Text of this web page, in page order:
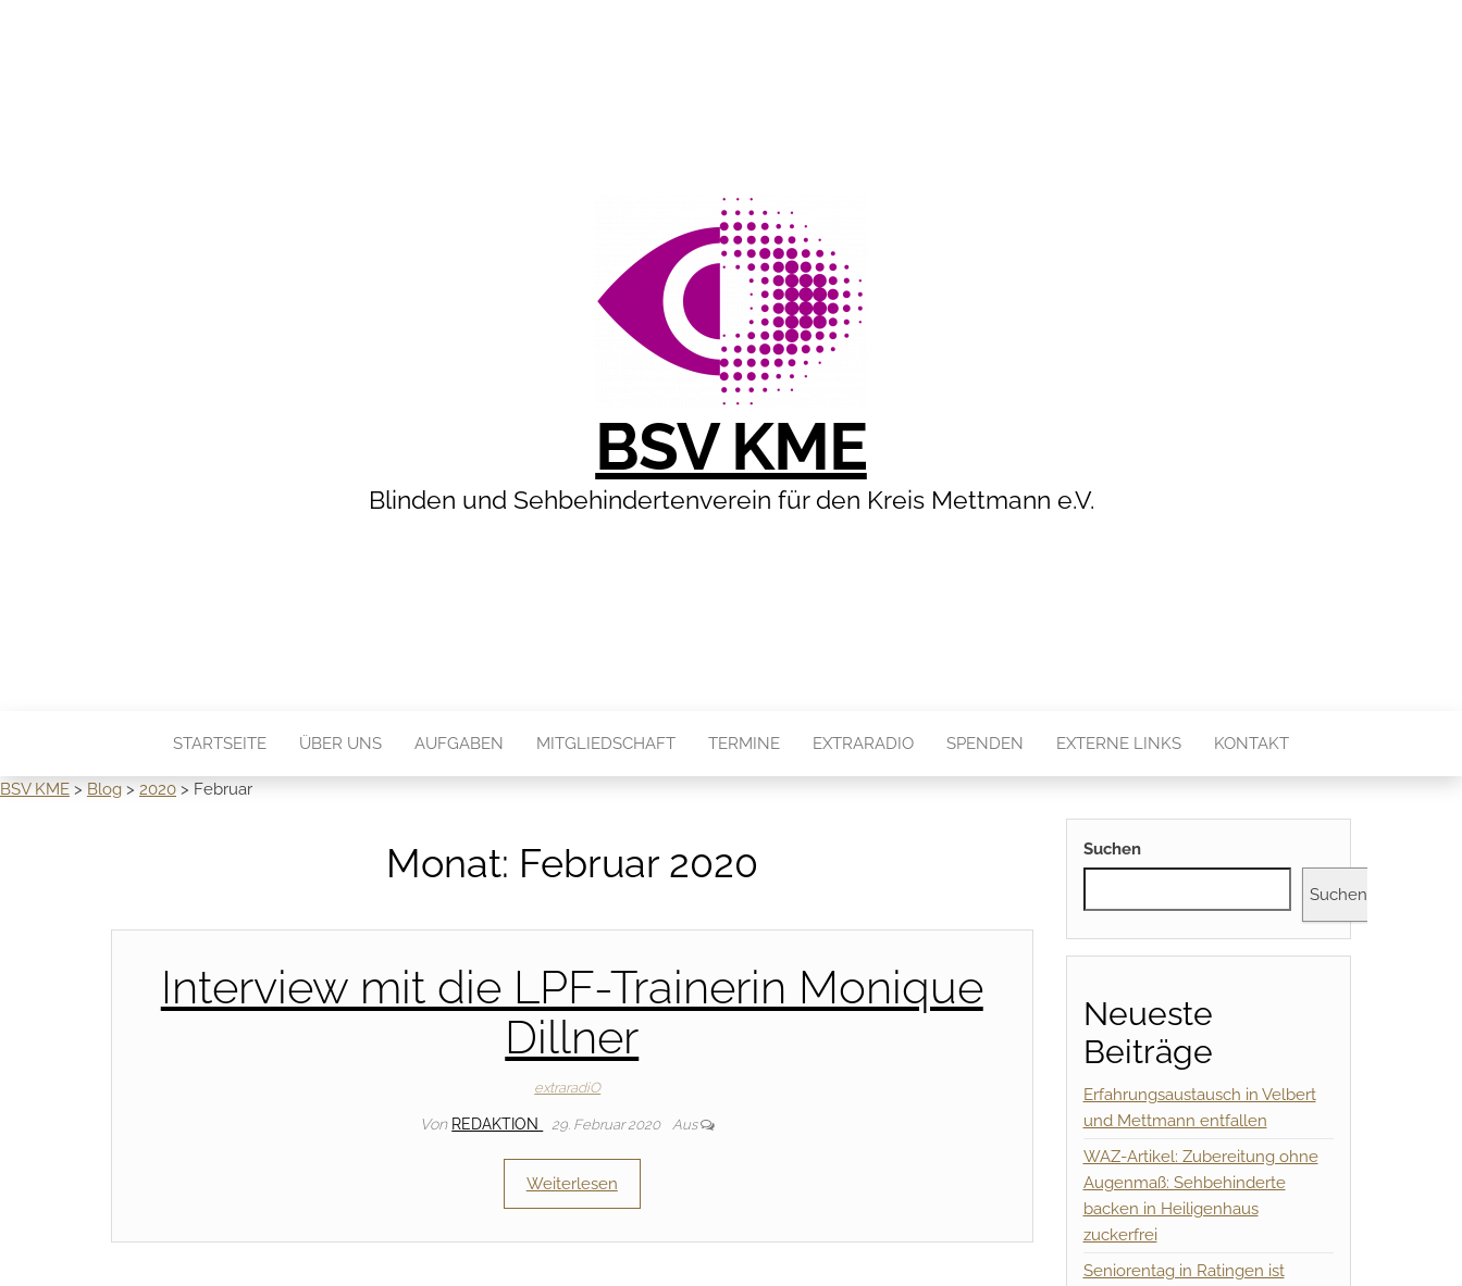
BSV KME
Blinden und Sehbehindertenverein für den Kreis Mettmann e.V.
STARTSEITE ÜBER UNS AUFGABEN MITGLIEDSCHAFT TERMINE EXTRARADIO SPENDEN EXTERNE LINKS KONTAKT
BSV KME > Blog > 2020 > Februar
Monat: Februar 2020
Interview mit die LPF-Trainerin Monique
Dillner
extraradiO
Von REDAKTION 29. Februar 2020 Aus
Weiterlesen
Suchen
Suchen
Neueste
Beiträge
Erfahrungsaustausch in Velbert
und Mettmann entfallen
WAZ-Artikel: Zubereitung ohne
Augenmaß: Sehbehinderte
backen in Heiligenhaus
zuckerfrei
Seniorentag in Ratingen ist